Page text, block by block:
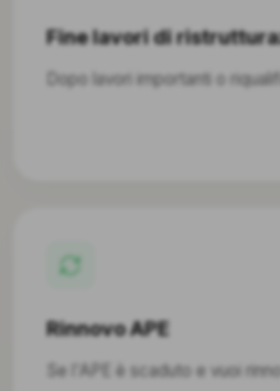
Fine lavori di
Dopo lavori importanti o
Rinnovo APE
Se l'APE è scaduto e vuoi